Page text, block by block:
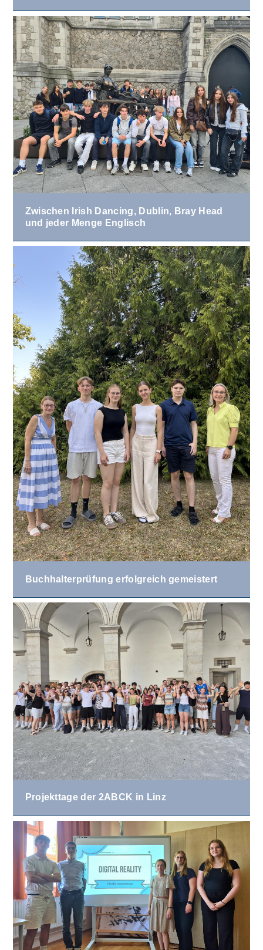
Zwischen Irish Dancing, Dublin, Bray Head
und jeder Menge Englisch
Buchhalterprüfung erfolgreich gemeistert
Projekttage der 2ABCK in Linz